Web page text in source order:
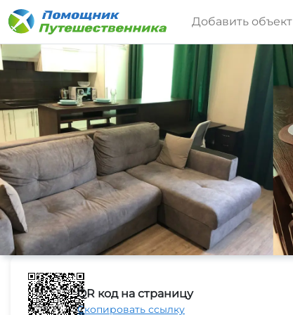
Добавить объект
QR код на страницу
Скопировать ссылку